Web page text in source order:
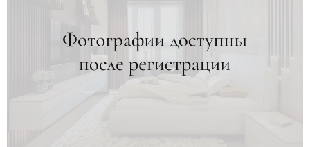
Новостройки
Коммерческие объекты